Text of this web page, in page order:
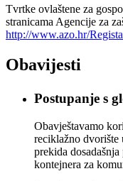
Tvrtke ovlaštene za
stranicama Agencije za
http://www.azo.hr/
Obavijesti
Postupanje s
Obavještavamo
reciklažno dvorište
prekida
kontejnera za